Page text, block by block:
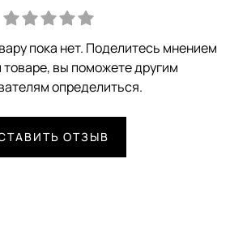
пока нет. Поделитесь мнением
товаре, вы поможете другим
определиться.
ОТЗЫВ